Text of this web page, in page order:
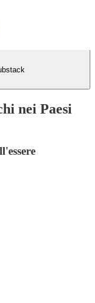
nei Paesi